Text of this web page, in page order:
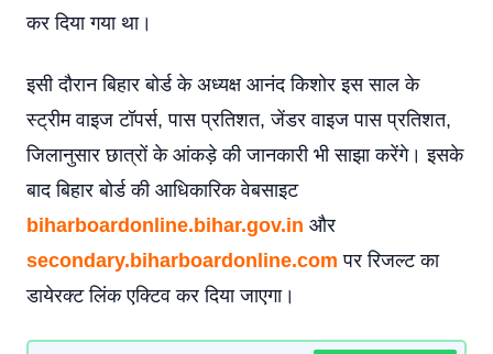
कर दिया गया था।
इसी दौरान बिहार बोर्ड के अध्यक्ष आनंद किशोर इस साल के
स्ट्रीम वाइज टॉपर्स, पास प्रतिशत, जेंडर वाइज पास प्रतिशत,
जिलानुसार छात्रों के आंकड़े की जानकारी भी साझा करेंगे। इसके
बाद बिहार बोर्ड की आधिकारिक वेबसाइट
biharboardonline.bihar.gov.in और
secondary.biharboardonline.com पर रिजल्ट का
डायेरक्ट लिंक एक्टिव कर दिया जाएगा।